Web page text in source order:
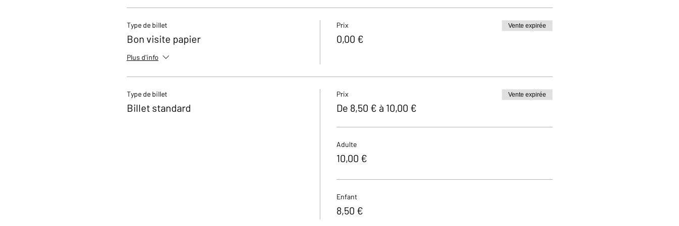
Type de billet
Bon visite papier
Plus d'info
Prix
0,00 €
Vente expirée
Type de billet
Billet standard
Prix
De 8,50 € à 10,00 €
Vente expirée
Adulte
10,00 €
Enfant
8,50 €